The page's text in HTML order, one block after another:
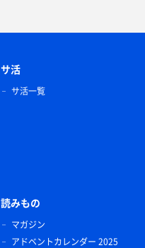
サ活
サ活一覧
読みもの
マガジン
アドベントカレンダー 2025